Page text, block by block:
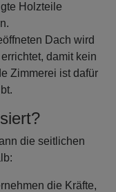
Holzteile
Dach wird
damit kein
Zimmerei ist dafür
die seitlichen
die Kräfte,